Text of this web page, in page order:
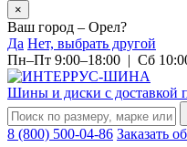
×
Ваш город – Орел?
Да Нет, выбрать другой
Пн–Пт 9:00–18:00 | Сб
Шины и диски с доставкой
8 (800) 500-04-86 Заказать